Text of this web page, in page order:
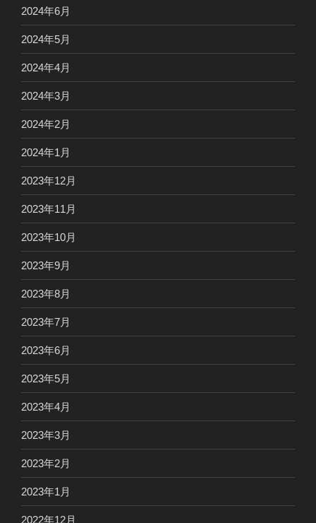
2024年6月
2024年5月
2024年4月
2024年3月
2024年2月
2024年1月
2023年12月
2023年11月
2023年10月
2023年9月
2023年8月
2023年7月
2023年6月
2023年5月
2023年4月
2023年3月
2023年2月
2023年1月
2022年12月